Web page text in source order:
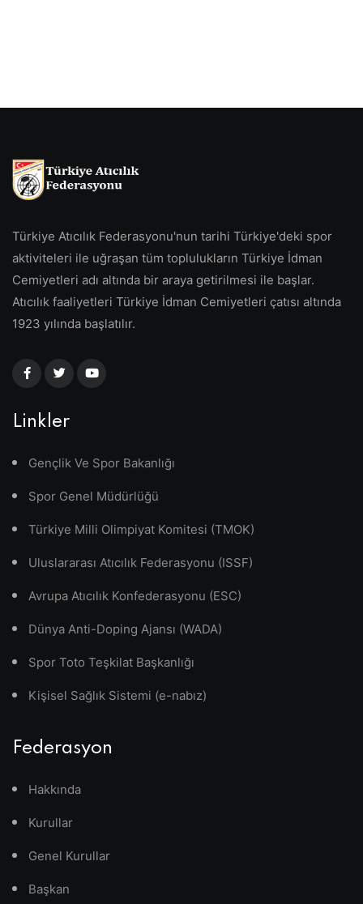
Türkiye Atıcılık Federasyonu'nun tarihi Türkiye'deki spor
aktiviteleri ile uğraşan tüm toplulukların Türkiye İdman
Cemiyetleri adı altında bir araya getirilmesi ile başlar.
Atıcılık faaliyetleri Türkiye İdman Cemiyetleri çatısı altında
1923 yılında başlatılır.
Linkler
Gençlik Ve Spor Bakanlığı
Spor Genel Müdürlüğü
Türkiye Milli Olimpiyat Komitesi (TMOK)
Uluslararası Atıcılık Federasyonu (ISSF)
Avrupa Atıcılık Konfederasyonu (ESC)
Dünya Anti-Doping Ajansı (WADA)
Spor Toto Teşkilat Başkanlığı
Kişisel Sağlık Sistemi (e-nabız)
Federasyon
Hakkında
Kurullar
Genel Kurullar
Başkan